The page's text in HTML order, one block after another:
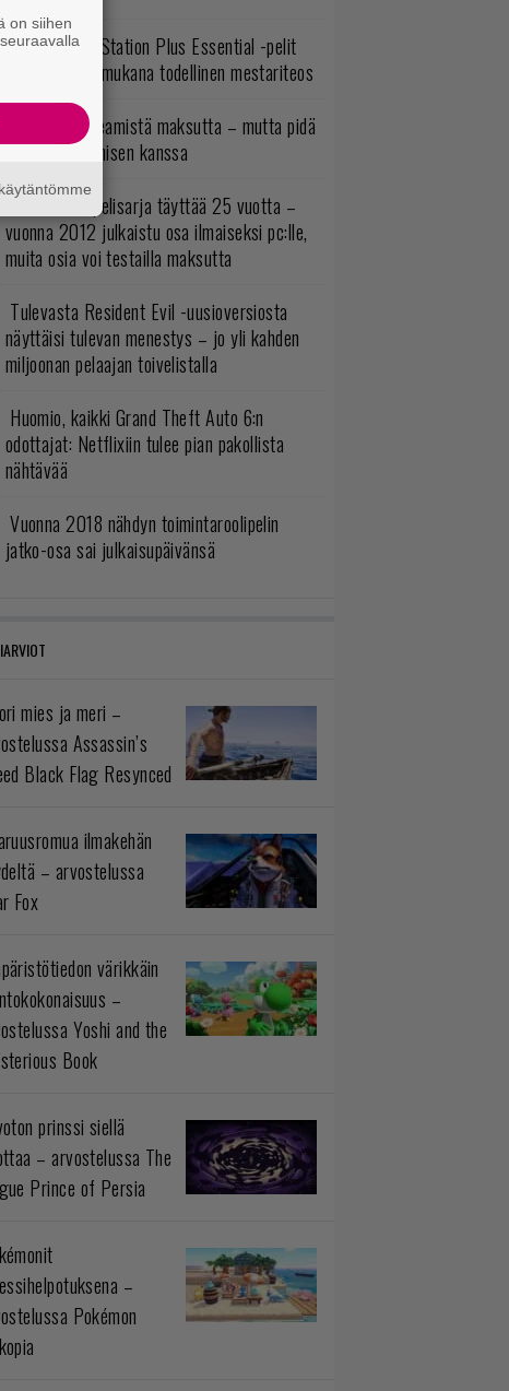
Elokuun PlayStation Plus Essential -pelit
ilmestyivät – mukana todellinen mestariteos
Loistopeli Steamistä maksutta – mutta pidä
kiirettä lataamisen kanssa
Rakastettu pelisarja täyttää 25 vuotta –
vuonna 2012 julkaistu osa ilmaiseksi pc:lle,
muita osia voi testailla maksutta
Tulevasta Resident Evil -uusioversiosta
näyttäisi tulevan menestys – jo yli kahden
miljoonan pelaajan toivelistalla
Huomio, kaikki Grand Theft Auto 6:n
odottajat: Netflixiin tulee pian pakollista
nähtävää
Vuonna 2018 nähdyn toimintaroolipelin
jatko-osa sai julkaisupäivänsä
mies ja meri –
Assassin’s
Black Flag Resynced
ilmakehän
– arvostelussa
Fox
värikkäin
–
Yoshi and the
Book
prinssi siellä
– arvostelussa The
Prince of Persia
–
Pokémon
on siihen